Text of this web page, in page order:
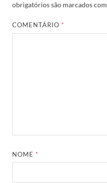
obrigatórios são marcados com
COMENTÁRIO*
NOME*